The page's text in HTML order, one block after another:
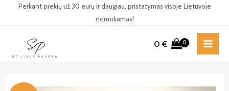
PereitiPerkant prekių už 30 eurų ir daugiau, pristatymas visoje Lietuvoje
nemokamas!
0 €